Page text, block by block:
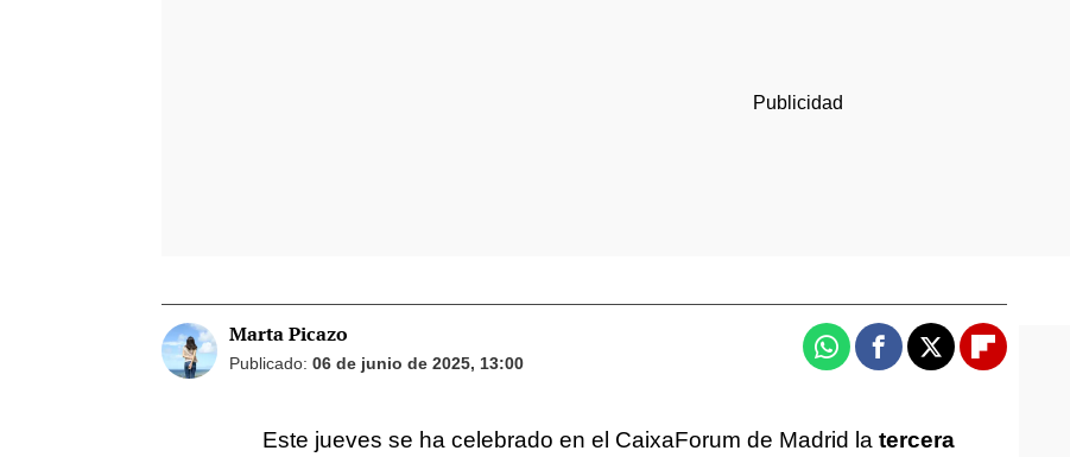
Marta Picazo
Publicado: 06 de junio de 2025, 13:00 WhatsappFacebook
X Flipboard
Este jueves se ha celebrado en el CaixaForum de Madrid la tercera